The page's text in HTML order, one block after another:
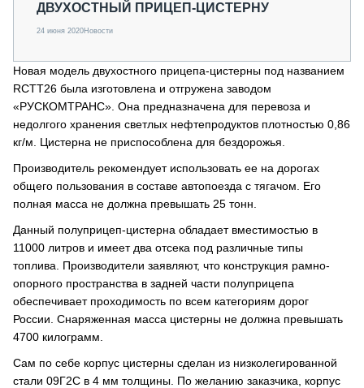
ДВУХОСТНЫЙ ПРИЦЕП-ЦИСТЕРНУ
24 июня 2020Новости
Новая модель двухостного прицепа-цистерны под названием
RCTT26 была изготовлена и отгружена заводом
«РУСКОМТРАНС». Она предназначена для перевоза и
недолгого хранения светлых нефтепродуктов плотностью 0,86
кг/м. Цистерна не приспособлена для бездорожья.
Производитель рекомендует использовать ее на дорогах
общего пользования в составе автопоезда с тягачом. Его
полная масса не должна превышать 25 тонн.
Данный полуприцеп-цистерна обладает вместимостью в
11000 литров и имеет два отсека под различные типы
топлива. Производители заявляют, что конструкция рамно-
опорного пространства в задней части полуприцепа
обеспечивает проходимость по всем категориям дорог
России. Снаряженная масса цистерны не должна превышать
4700 килограмм.
Сам по себе корпус цистерны сделан из низколегированной
стали 09Г2С в 4 мм толщины. По желанию заказчика, корпус